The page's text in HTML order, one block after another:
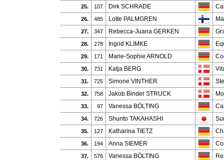
25. 107 Dirk SCHRADE
26. 485 Lotte PALMGREN
27. 347 Rebecca-Juana GERKEN
28. 278 Ingrid KLIMKE
29. 171 Marie-Sophie ARNOLD
30. 731 Katja BERG
31. 725 Simone VINTHER
32. 758 Jakob Binder STRUCK
33. 97 Vanessa BÖLTING
34. 726 Shunto TAKAHASHI
35. 127 Katharina TIETZ
36. 194 Anna SIEMER
37. 576 Vanessa BÖLTING